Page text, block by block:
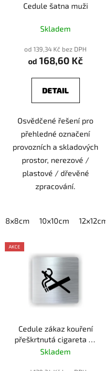
Cedule šatna muži
Skladem
od 139,34 Kč bez DPH
od 168,60 Kč
DETAIL
Osvědčené řešení pro
přehledné označení
provozních a skladových
prostor, nerezové /
plastové / dřevěné
zpracování.
8x8cm 10x10cm 12x12cm
AKCE
Cedule zákaz kouření
přeškrtnutá cigareta se
symbolem
Skladem